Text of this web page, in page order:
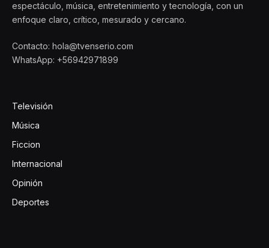
espectáculo, música, entretenimiento y tecnología, con un
enfoque claro, crítico, mesurado y cercano.
Contacto: hola@tvenserio.com
WhatsApp: +56942971899
Televisión
Música
Ficcion
Internacional
Opinión
Deportes